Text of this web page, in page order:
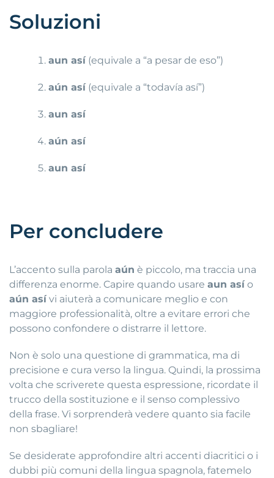
Soluzioni
aun así(equivale a “a pesar de eso”)
aún así(equivale a “todavía así”)
aun así
aún así
aun así
Per concludere
L’accento sulla parola aún è piccolo, ma traccia una
differenza enorme. Capire quando usare aun asío
aún asívi aiuterà a comunicare meglio e con
maggiore professionalità, oltre a evitare errori che
possono confondere o distrarre il lettore.
Non è solo una questione di grammatica, ma di
precisione e cura verso la lingua. Quindi, la prossima
volta che scriverete questa espressione, ricordate il
trucco della sostituzione e il senso complessivo
della frase. Vi sorprenderà vedere quanto sia facile
non sbagliare!
Se desiderate approfondire altri accenti diacritici o i
dubbi più comuni della lingua spagnola, fatemelo